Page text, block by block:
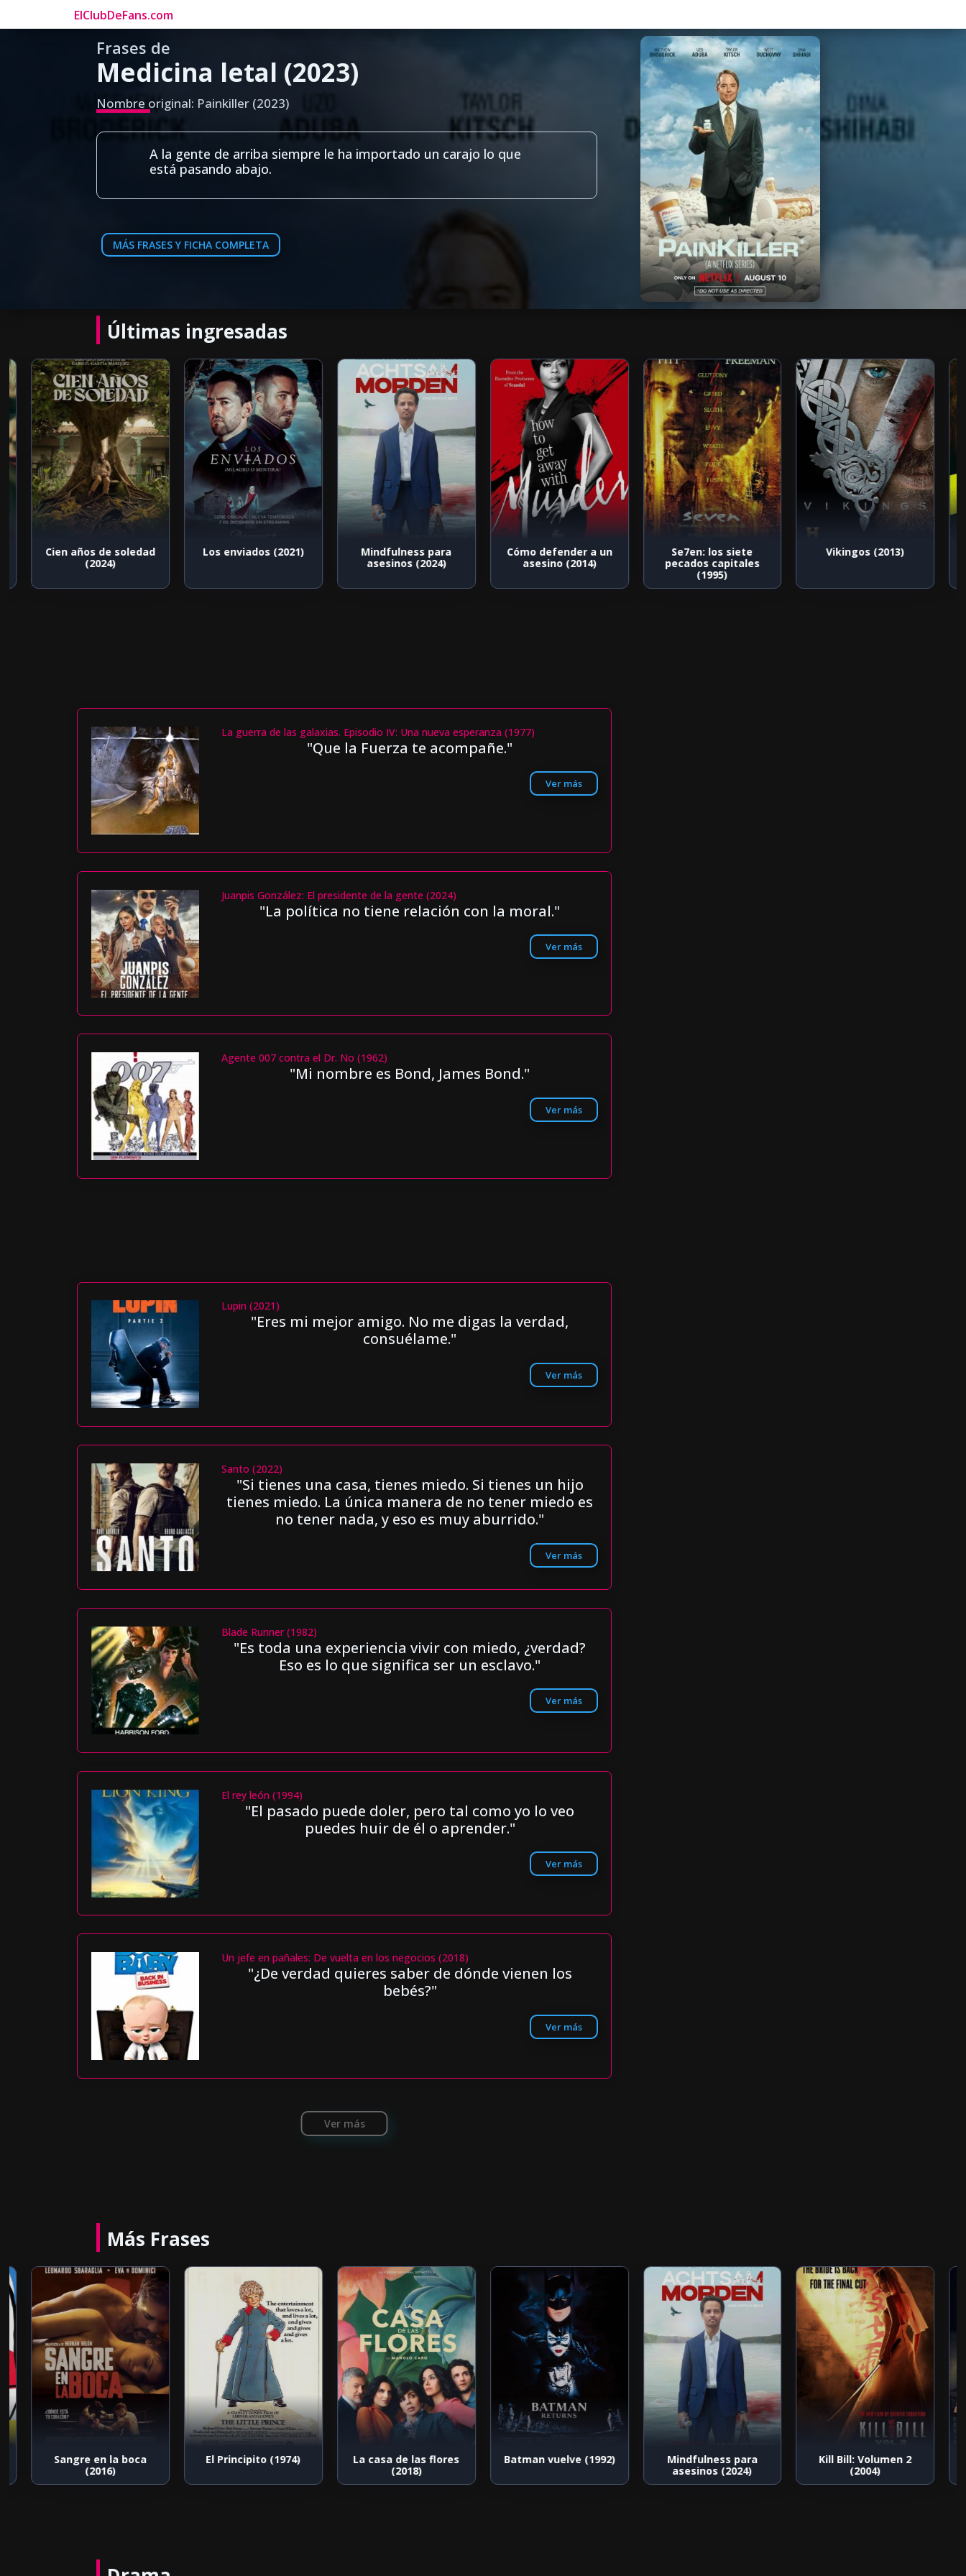
ElClubDeFans.com
Frases de
Medicina letal (2023)
Nombre original: Painkiller (2023)
A la gente de arriba siempre le ha importado un carajo lo que
está pasando abajo.
MÁS FRASES Y FICHA COMPLETA
Últimas ingresadas
Cien años de soledad
(2024)
Los enviados (2021)
Mindfulness para
asesinos (2024)
Cómo defender a un
asesino (2014)
Se7en: los siete
pecados capitales
(1995)
Vikingos (2013)
La guerra de las galaxias. Episodio IV: Una nueva esperanza (1977)
"Que la Fuerza te acompañe."
Ver más
Juanpis González: El presidente de la gente (2024)
"La política no tiene relación con la moral."
Ver más
Agente 007 contra el Dr. No (1962)
"Mi nombre es Bond, James Bond."
Ver más
Lupin (2021)
"Eres mi mejor amigo. No me digas la verdad,
consuélame."
Ver más
Santo (2022)
"Si tienes una casa, tienes miedo. Si tienes un hijo
tienes miedo. La única manera de no tener miedo es
no tener nada, y eso es muy aburrido."
Ver más
Blade Runner (1982)
"Es toda una experiencia vivir con miedo, ¿verdad?
Eso es lo que significa ser un esclavo."
Ver más
El rey león (1994)
"El pasado puede doler, pero tal como yo lo veo
puedes huir de él o aprender."
Ver más
Un jefe en pañales: De vuelta en los negocios (2018)
"¿De verdad quieres saber de dónde vienen los
bebés?"
Ver más
Ver más
Más Frases
Sangre en la boca
(2016)
El Principito (1974)
La casa de las flores
(2018)
Batman vuelve (1992)
Mindfulness para
asesinos (2024)
Kill Bill: Volumen 2
(2004)